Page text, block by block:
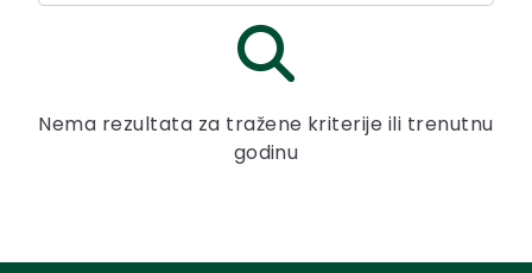
Nema rezultata za tražene kriterije ili trenutnu
godinu